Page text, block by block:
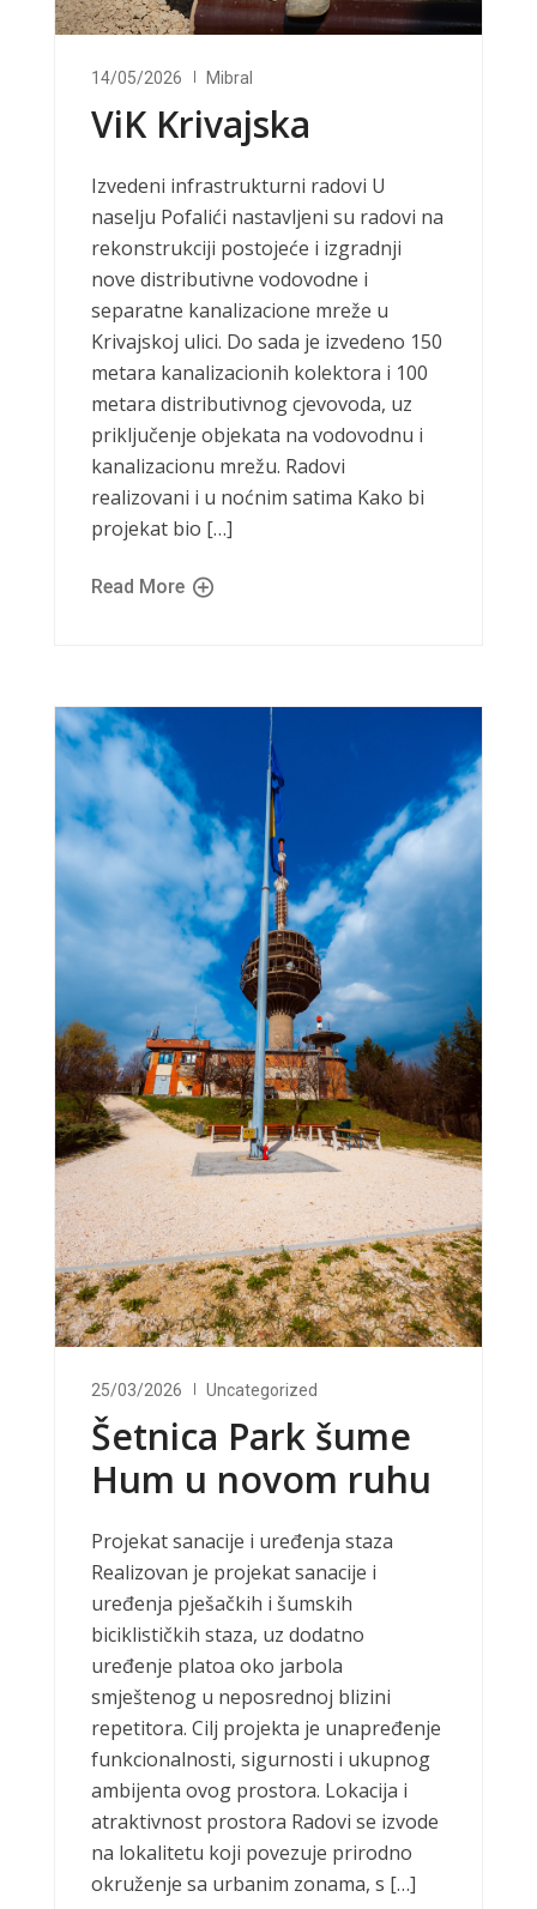
14/05/2026 Mibral
ViK Krivajska
Izvedeni infrastrukturni radovi U
naselju Pofalići nastavljeni su radovi na
rekonstrukciji postojeće i izgradnji
nove distributivne vodovodne i
separatne kanalizacione mreže u
Krivajskoj ulici. Do sada je izvedeno 150
metara kanalizacionih kolektora i 100
metara distributivnog cjevovoda, uz
priključenje objekata na vodovodnu i
kanalizacionu mrežu. Radovi
realizovani i u noćnim satima Kako bi
projekat bio […]
Read More
25/03/2026 Uncategorized
Šetnica Park šume
Hum u novom ruhu
Projekat sanacije i uređenja staza
Realizovan je projekat sanacije i
uređenja pješačkih i šumskih
biciklističkih staza, uz dodatno
uređenje platoa oko jarbola
smještenog u neposrednoj blizini
repetitora. Cilj projekta je unapređenje
funkcionalnosti, sigurnosti i ukupnog
ambijenta ovog prostora. Lokacija i
atraktivnost prostora Radovi se izvode
na lokalitetu koji povezuje prirodno
okruženje sa urbanim zonama, s […]